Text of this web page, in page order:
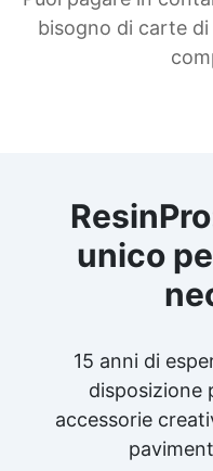
bisogno di carte
unico
15 anni di
disposizione
accessorie